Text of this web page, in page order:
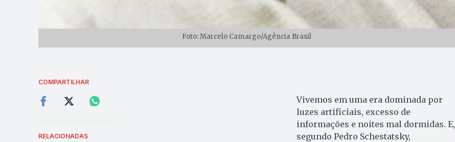
Foto: Marcelo Camargo/Agência Brasil
COMPARTILHAR
RELACIONADAS
Vivemos em uma era dominada por
luzes artificiais, excesso de
informações e noites mal dormidas. E,
segundo Pedro Schestatsky,